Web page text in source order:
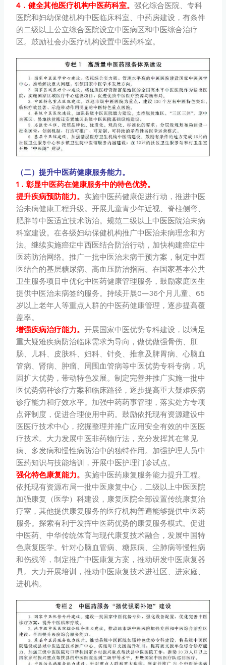
4．健全其他医疗机构中医药科室。强化综合医院、专科
医院和妇幼保健机构中医临床科室、中药房建设，有条件
的二级以上公立综合医院设立中医病区和中医综合治疗
区。鼓励社会办医疗机构设置中医药科室。
（二）提升中医药健康服务能力。
1．彰显中医药在健康服务中的特色优势。
提升疾病预防能力。 实施中医药健康促进行动，推进中医
治未病健康工程升级。开展儿童青少年近视、脊柱侧弯、
肥胖等中医适宜技术防治。规范二级以上中医医院治未病
科室建设。在各级妇幼保健机构推广中医治未病理念和方
法。继续实施癌症中西医结合防治行动，加快构建癌症中
医药防治网络。推广一批中医治未病干预方案，制定中西
医结合的基层糖尿病、高血压防治指南。在国家基本公共
卫生服务项目中优化中医药健康管理服务，鼓励家庭医生
提供中医治未病签约服务。持续开展0—36个月儿童、65
岁以上老年人等重点人群的中医药健康管理，逐步提高覆
盖率。
增强疾病治疗能力。开展国家中医优势专科建设，以满足
重大疑难疾病防治临床需求为导向，做优做强骨伤、肛
肠、儿科、皮肤科、妇科、针灸、推拿及脾胃病、心脑血
管病、肾病、肿瘤、周围血管病等中医优势专科专病，巩
固扩大优势，带动特色发展。制定完善并推广实施一批中
医优势病种诊疗方案和临床路径，逐步提高重大疑难疾病
诊疗能力和疗效水平。加强中药药事管理，落实处方专项
点评制度，促进合理使用中药。鼓励依托现有资源建设中
医医疗技术中心，挖掘整理并推广应用安全有效的中医医
疗技术。大力发展中医非药物疗法，充分发挥其在常见
病、多发病和慢性病防治中的独特作用。加强护理人员中
医药知识与技能培训，开展中医护理门诊试点。
强化特色康复能力。 实施中医药康复服务能力提升工程。
依托现有资源布局一批中医康复中心，二级以上中医医院
加强康复（医学）科建设，康复医院全部设置传统康复治
疗室，其他提供康复服务的医疗机构普遍能够提供中医药
服务。探索有利于发挥中医药优势的康复服务模式。促进
中医药、中华传统体育与现代康复技术融合，发展中国特
色康复医学。针对心脑血管病、糖尿病、尘肺病等慢性病
和伤残等，制定推广中医康复方案，推动研发中医康复器
具。大力开展培训，推动中医康复技术进社区、进家庭、
进机构。